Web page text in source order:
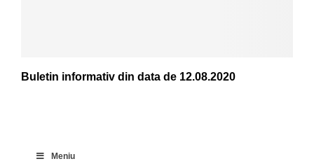
Buletin informativ din data de 12.08.2020
Meniu